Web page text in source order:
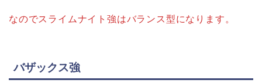
なのでスライムナイト強はバランス型になります。
バザックス強